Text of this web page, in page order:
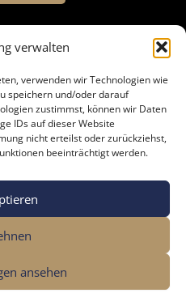
verwalten
verwenden wir Technologien wie
speichern und/oder darauf
zustimmst, können wir Daten
IDs auf dieser Website
nicht erteilst oder zurückziehst,
beeinträchtigt werden.
ansehen
(EU)
NoISE Academy
by